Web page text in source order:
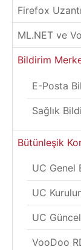
Firefox
ML.NET ve
Bildirim
E-Posta
Sağlık
Bütünleşik
UC Genel
UC
UC
VooDoo